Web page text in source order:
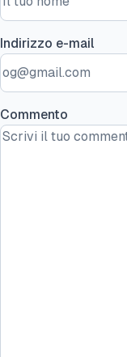
Indirizzo e-mail
Commento